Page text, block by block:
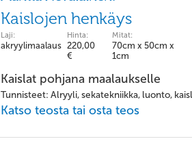
Kaislojen henkäys
Laji:
akryylimaalaus
Hinta:
220,00
€
Mitat:
70cm x 50cm x
1cm
Kaislat pohjana maalaukselle
Tunnisteet: Alryyli, sekatekniikka, luonto,
Katso teosta tai osta teos